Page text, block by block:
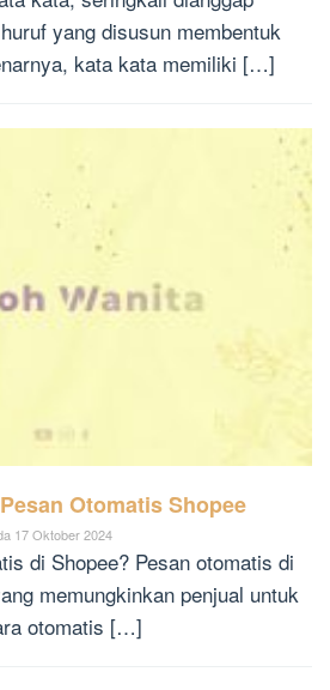
yang disusun membentuk
kata kata memiliki […]
Otomatis Shopee
17 Oktober 2024
di Shopee? Pesan otomatis di
memungkinkan penjual untuk
otomatis […]